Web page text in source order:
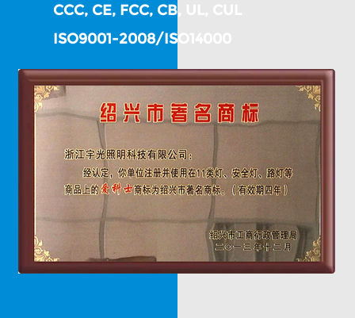
CCC, CE, FCC, CB, UL, CUL
ISO9001-2008/ISO14000